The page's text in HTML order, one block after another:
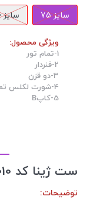
سایز 75 سایز 80
ویژگی محصول:
1-تمام تور
2-فنردار
3-دو قزن
4-شورت لکلس تمام تور فاق نخ
5-کاپB
ست ژینا کد 2010 تور زنبوری
توضیحات: